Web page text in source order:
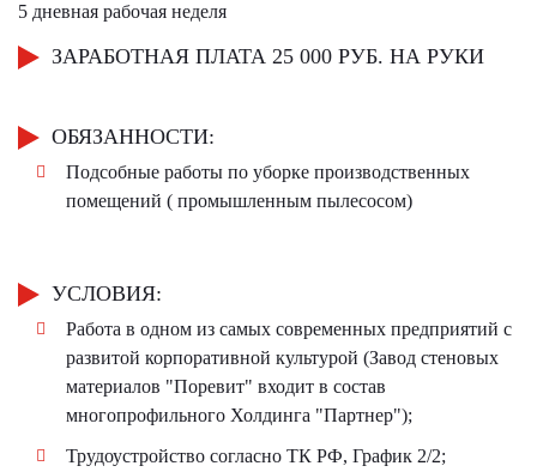
5 дневная рабочая неделя
ЗАРАБОТНАЯ ПЛАТА 25 000 РУБ. НА РУКИ
ОБЯЗАННОСТИ:
Подсобные работы по уборке производственных
помещений ( промышленным пылесосом)
УСЛОВИЯ:
Работа в одном из самых современных предприятий с
развитой корпоративной культурой (Завод стеновых
материалов "Поревит" входит в состав
многопрофильного Холдинга "Партнер");
Трудоустройство согласно ТК РФ, График 2/2;